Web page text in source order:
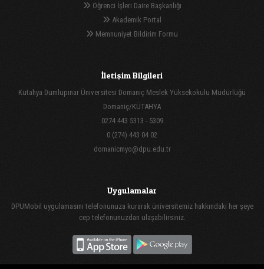
Öğrenci İşleri Daire Başkanlığı
Akademik Portal
Memnuniyet Bildirim Formu
İletişim Bilgileri
Kütahya Dumlupınar Üniversitesi Domaniç Meslek Yüksekokulu Müdürlüğü
Domaniç/KÜTAHYA
0274 443 5313 - 5309
0 (274) 443 04 02
domanicmyo@dpu.edu.tr
Uygulamalar
DPUMobil uygulamasını telefonunuza kurarak üniversitemiz hakkındaki her şeye
cep telefonunuzdan ulaşabilirsiniz.